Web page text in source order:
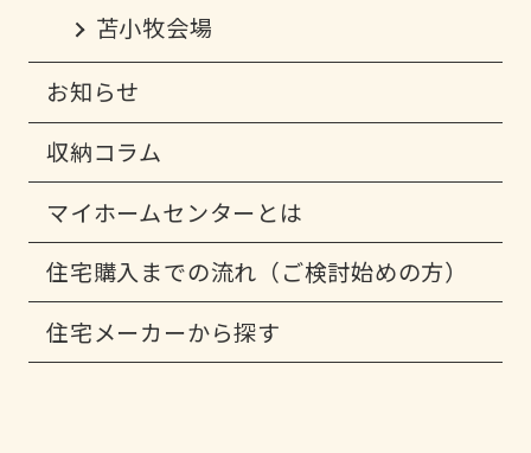
苫小牧会場
お知らせ
収納コラム
マイホームセンターとは
住宅購入までの流れ（ご検討始めの方）
住宅メーカーから探す